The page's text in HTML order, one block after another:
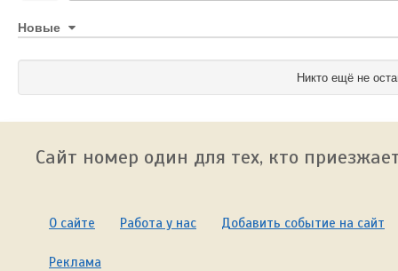
Новые
Никто ещё не
Сайт номер один для тех, кто
О сайте Работа у нас Добавить событие на сайт
Реклама